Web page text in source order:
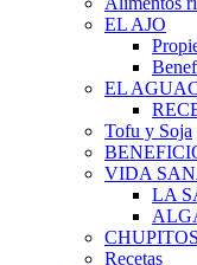
EL AJO
EL
Tofu y Soja
VIDA
LA
Recetas